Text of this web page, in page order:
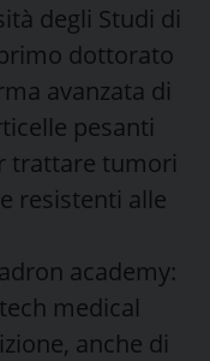
degli Studi di
dottorato
avanzata di
pesanti
trattare tumori
resistenti alle
academy:
medical
anche di